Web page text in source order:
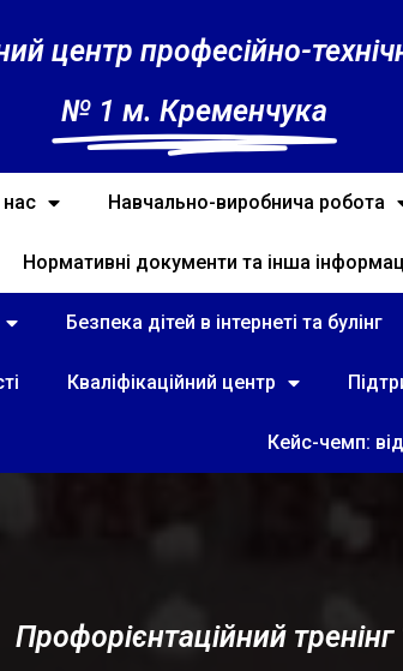
центр професійно-
№ 1 м. Кременчука
Навчально-виробнича робота
Нормативні документи та інша
Безпека дітей в інтернеті та булінг
Кваліфікаційний центр
Кейс-чемп:
Профорієнтаційний